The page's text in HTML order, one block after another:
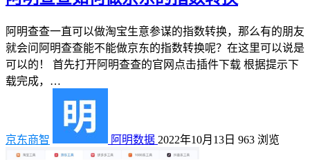
阿明查查一直可以做淘宝生意参谋的指数转换，那么有的朋友
就会问阿明查查能不能做京东的指数转换呢？在这里可以说是
可以的！ 首先打开阿明查查的官网点击插件下载 根据提示下
载完成，…
京东商智 阿明数据 2022年10月13日 963 浏览